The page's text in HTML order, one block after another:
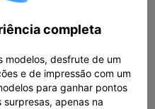
completa
modelos, desfrute de um
e de impressão com um
para ganhar pontos
apenas na